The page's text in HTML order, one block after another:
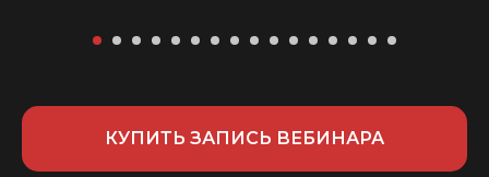
КУПИТЬ ЗАПИСЬ ВЕБИНАРА